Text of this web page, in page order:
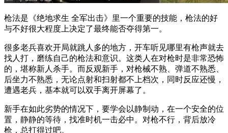
枪法是《绝地求生 全军出击》里一个重要的技能，枪法的好
与不好很大程度上决定了最终能否夺得第一。
很多老兵喜欢开局就跳人多的地方，开车听见哪里有枪声就去
找人打，磨练自己的枪法和意识。这类人在对枪时是非常恐怖
的，堪称新人杀手。而反观新手，对枪械不熟、弹道不熟悉、
后坐力不熟悉，无论点射和扫射都不上档次，同时反应还慢，
遭遇老兵，基本就可以双手离开屏幕了。
新手在如此劣势的情况下，要学会以静制动，在一个安全的位
置，静静的等待，找准时机一击必中。对枪不行，背后放冷
枪，总打得过吧。